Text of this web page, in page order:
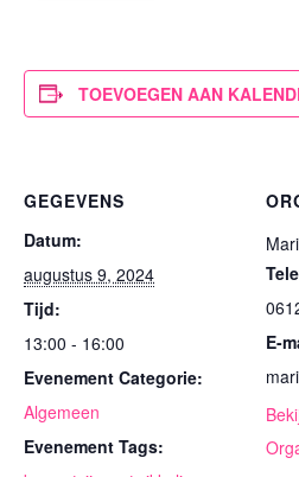
TOEVOEGEN AAN
GEGEVENS
Datum:
augustus 9, 2024
Tijd:
13:00 - 16:00
Evenement Categorie:
Algemeen
Evenement Tags:
E-